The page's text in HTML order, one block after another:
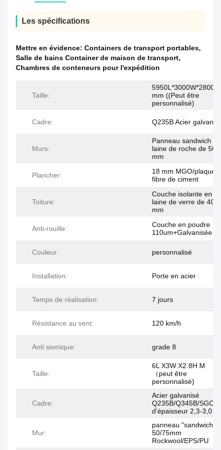
Les spécifications
Mettre en évidence: Containers de transport portables,
Salle de bains Container de maison de transport,
Chambres de conteneurs pour l'expédition
Taille:
5950L*3000W*2800H
mm ((Peut être
personnalisé)
Cadre: Q235B Acier
Murs:
Panneau sandwich en
laine de roche de 50/
mm
Plancher:
18 mm MGO/plaque
fibre de ciment
Toiture:
Couche isolante en
laine de verre de 40
mm
Anti-rouille:
Couche en poudre
110um+Galvanisée
Couleur: personnalisé
Installation: Porte en acier
Temps de réalisation: 7 jours
Résistance au vent: 120 km/h
Anti sismique: grade 8
Taille:
6L X3W X2.8H M
（peut être
personnalisé)
Cadre:
Acier galvanisé
Q235B/Q345B/
d'épaisseur 2,3-3,0
Mur:
panneau "sandwich"
50/75mm
Rockwool/EPS/PU